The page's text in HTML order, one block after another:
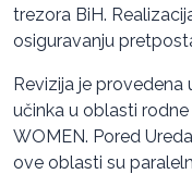
trezora BiH.
osiguravanju
Revizija je provedena
učinka u oblasti
WOMEN. Pored
ove oblasti su